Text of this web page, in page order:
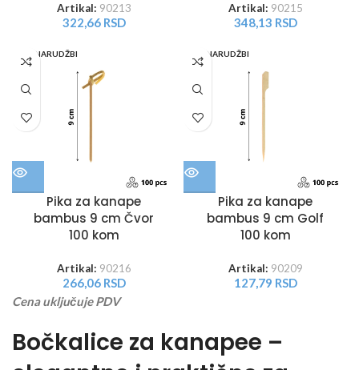
Artikal: 90213
322,66 RSD
Artikal: 90215
348,13 RSD
PO NARUDŽBI
Pika za kanape
bambus 9 cm Čvor
100 kom
Artikal: 90216
266,06 RSD
PO NARUDŽBI
Pika za kanape
bambus 9 cm Golf
100 kom
Artikal: 90209
127,79 RSD
Cena uključuje PDV
Bočkalice za kanapee –